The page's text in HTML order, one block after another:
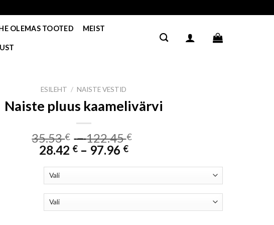
OLEMAS TOOTED MEIST
ESILEHT / NAISTE VESTID
Naiste pluus kaamelivärvi
35.53€ –122.45€
122.45 €
28.42 € – 97.96 €Price
through
97.96 €